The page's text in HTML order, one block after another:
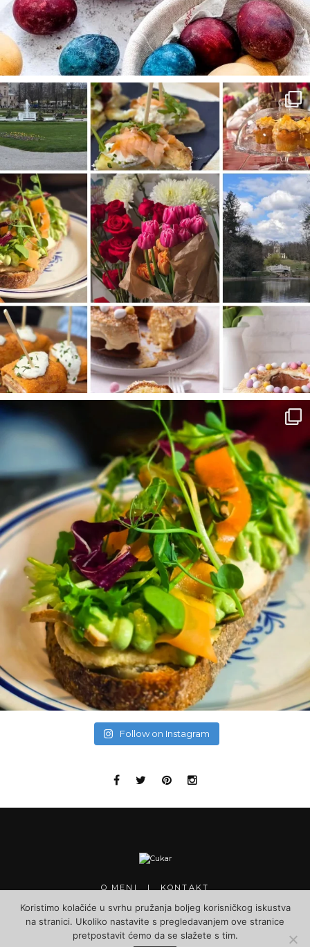
Follow on Instagram
O MENI KONTAKT
Koristimo kolačiće u svrhu pružanja boljeg korisničkog iskustva
na stranici. Ukoliko nastavite s pregledavanjem ove stranice
pretpostavit ćemo da se slažete s tim.